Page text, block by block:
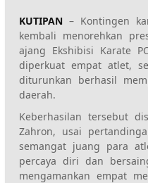
KUTIPAN – Kontingen
kembali menorehkan
ajang Ekshibisi Karate
diperkuat empat atlet,
diturunkan berhasil
daerah.
Keberhasilan tersebut
Zahron, usai
semangat juang para
percaya diri dan
mengamankan empat